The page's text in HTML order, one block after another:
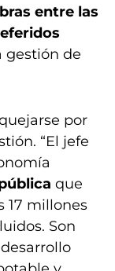
entre las
gestión de
por
“El jefe
que
17 millones
Son